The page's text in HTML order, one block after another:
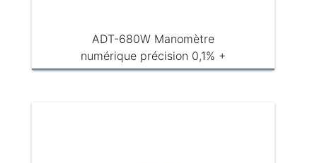
ADT-680W Manomètre
numérique précision 0,1% +
enregistreur